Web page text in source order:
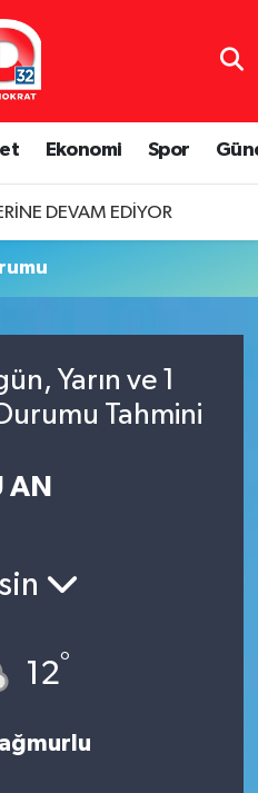
Ekonomi Spor
DEVAM EDİYOR
Yarın ve 1
Tahmini
AN
12°